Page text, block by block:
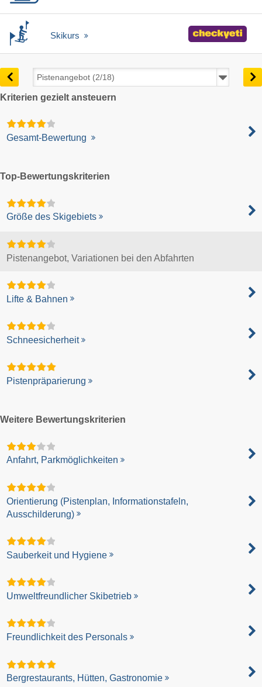
Skikurs
Kriterien gezielt ansteuern
Gesamt-Bewertung
Top-Bewertungskriterien
Größe des Skigebiets
Pistenangebot, Variationen bei den Abfahrten
Lifte & Bahnen
Schneesicherheit
Pistenpräparierung
Weitere Bewertungskriterien
Anfahrt, Parkmöglichkeiten
Orientierung (Pistenplan, Informationstafeln,
Ausschilderung)
Sauberkeit und Hygiene
Umweltfreundlicher Skibetrieb
Freundlichkeit des Personals
Bergrestaurants, Hütten, Gastronomie